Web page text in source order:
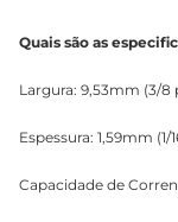
Quais são as
Largura: 9,53mm (3/8
Espessura: 1,59mm (1/
Capacidade de